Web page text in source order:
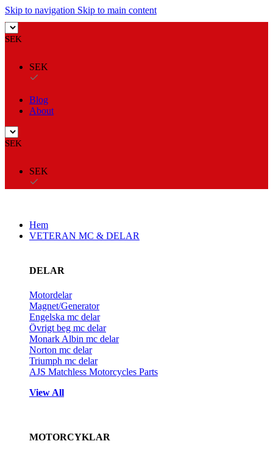
Skip to navigation Skip to main content
SEK
SEK
Blog
About
SEK
SEK
Hem
VETERAN MC & DELAR
DELAR
Motordelar
Magnet/Generator
Engelska mc delar
Övrigt beg mc delar
Monark Albin mc delar
Norton mc delar
Triumph mc delar
AJS Matchless Motorcycles Parts
View All
MOTORCYKLAR